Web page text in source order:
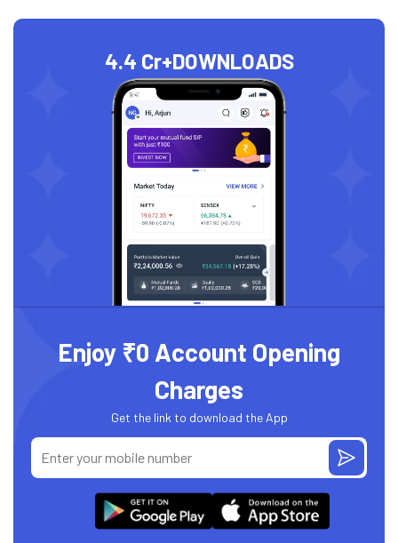
4.4 Cr+DOWNLOADS
Enjoy ₹0 Account Opening
Charges
Get the link to download the App